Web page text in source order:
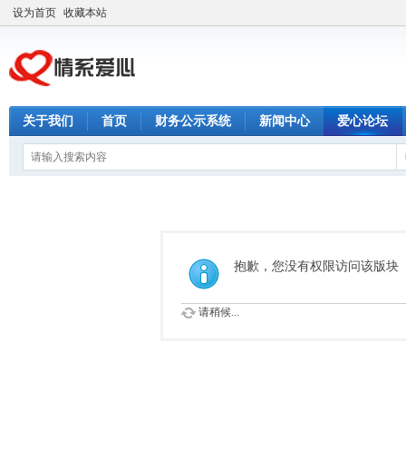
设为首页 收藏本站
关于我们 首页 财务公示系统 新闻中心 爱心论坛
抱歉，您没有权限访问该版块
请稍候...